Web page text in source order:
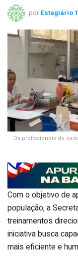
por Estagiário 1
Os profissionais de
Com o objetivo de
população, a
treinamentos
iniciativa busca
mais eficiente e